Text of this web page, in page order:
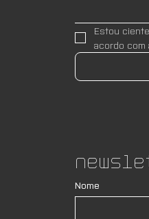
Estou
acordo com
Nome